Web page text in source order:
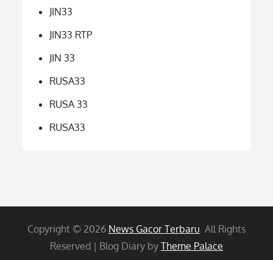
JIN33
JIN33 RTP
JIN 33
RUSA33
RUSA 33
RUSA33
Copyright © 2026 News Gacor Terbaru. All Rights
Reserved | Blog Diary by Theme Palace